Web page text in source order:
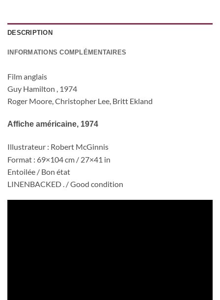
DESCRIPTION
INFORMATIONS COMPLÉMENTAIRES
Film anglais
Guy Hamilton , 1974
Roger Moore, Christopher Lee, Britt Ekland
Affiche américaine, 1974
Illustrateur : Robert McGinnis
Format : 69×104 cm / 27×41 in
Entoilée / Bon état
LINENBACKED . / Good condition